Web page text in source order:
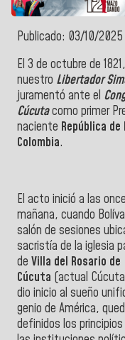
Publicado: 03/10/2025
El 3 de octubre de 1821,
nuestro Libertador
juramentó ante el
Cúcutacomo primer
naciente República de
Colombia.
El acto inició a las
mañana, cuando
salón de sesiones
sacristía de la iglesia
de Villa del Rosario de
Cúcuta (actual
dio inicio al sueño
genio de América,
definidos los